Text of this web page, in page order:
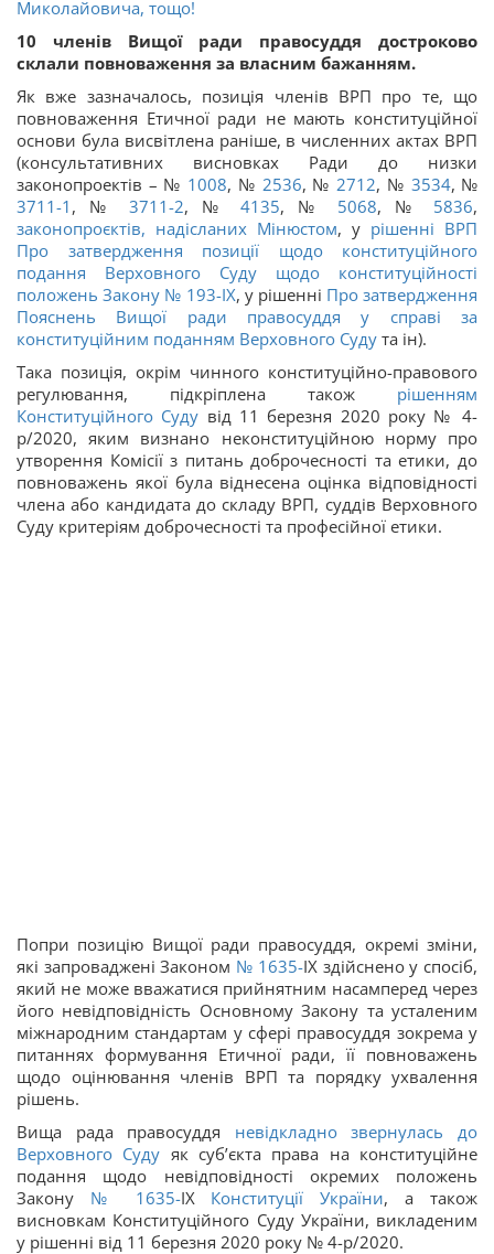
Миколайовича, тощо!
10 членів Вищої ради правосуддя достроково
склали повноваження за власним бажанням.
Як вже зазначалось, позиція членів ВРП про те, що
повноваження Етичної ради не мають конституційної
основи була висвітлена раніше, в численних актах ВРП
(консультативних висновках Ради до низки
законопроектів – № 1008, № 2536, № 2712, № 3534, №
3711-1 , № 3711-2, № 4135, № 5068, № 5836,
законопроєктів, надісланих Мінюстом, у рішенні ВРП
Про затвердження позиції щодо конституційного
подання Верховного Суду щодо конституційності
положень Закону № 193-IX, у рішенні Про затвердження
Пояснень Вищої ради правосуддя у справі за
конституційним поданням Верховного Суду та ін).
Така позиція, окрім чинного конституційно-правового
регулювання, підкріплена також рішенням
Конституційного Суду від 11 березня 2020 року № 4-
р/2020, яким визнано неконституційною норму про
утворення Комісії з питань доброчесності та етики, до
повноважень якої була віднесена оцінка відповідності
члена або кандидата до складу ВРП, суддів Верховного
Суду критеріям доброчесності та професійної етики.
Попри позицію Вищої ради правосуддя, окремі зміни,
які запроваджені Законом № 1635-IX здійснено у спосіб,
який не може вважатися прийнятним насамперед через
його невідповідність Основному Закону та усталеним
міжнародним стандартам у сфері правосуддя зокрема у
питаннях формування Етичної ради, її повноважень
щодо оцінювання членів ВРП та порядку ухвалення
рішень.
Вища рада правосуддя невідкладно звернулась до
Верховного Суду як суб’єкта права на конституційне
подання щодо невідповідності окремих положень
Закону № 1635-IX Конституції України, а також
висновкам Конституційного Суду України, викладеним
у рішенні від 11 березня 2020 року № 4-р/2020.